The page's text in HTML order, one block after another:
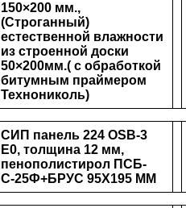
150×200 мм.,
(Строганный)
естественной влажности
из строенной доски
50×200мм.( с обработкой
битумным праймером
Технониколь)
СИП панель 224 OSB-3
Е0, толщина 12 мм,
пенополистирол ПСБ-
С-25Ф+БРУС 95Х195 ММ